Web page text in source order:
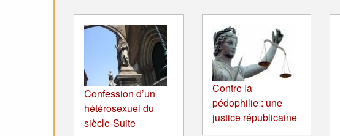
Confession d’un
hétérosexuel du
siècle-Suite
Contre la
pédophilie : une
justice républicaine